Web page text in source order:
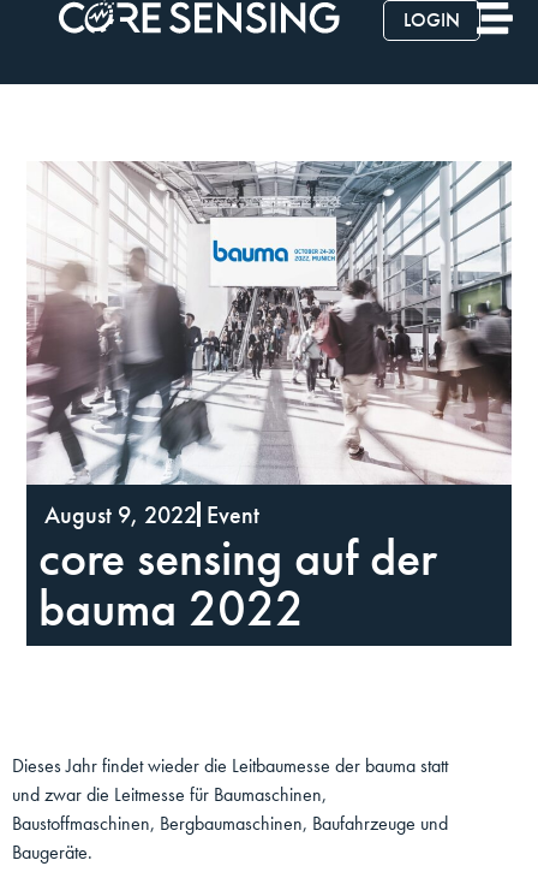
LOGIN
August 9, 2022 Event
core sensing auf der
bauma 2022
Dieses Jahr findet wieder die Leitbaumesse der bauma statt
und zwar die Leitmesse für Baumaschinen,
Baustoffmaschinen, Bergbaumaschinen, Baufahrzeuge und
Baugeräte.